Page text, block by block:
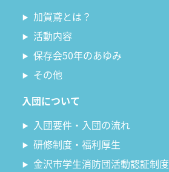
加賀鳶とは？
活動内容
保存会50年のあゆみ
その他
入団について
入団要件・入団の流れ
研修制度・福利厚生
金沢市学生消防団活動認証制度